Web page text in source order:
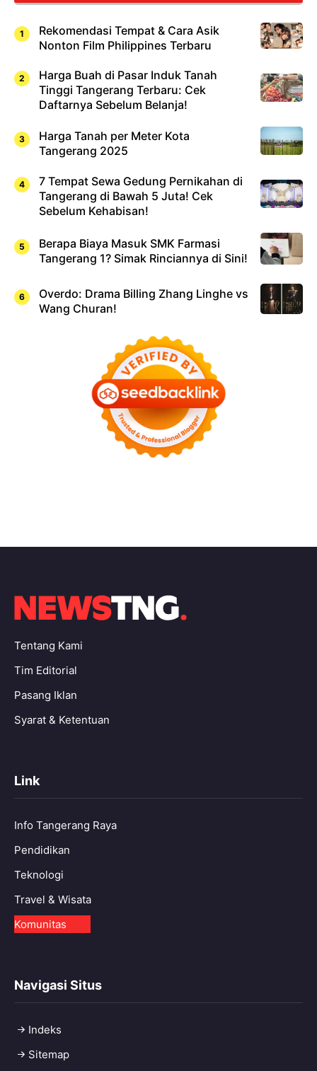
Rekomendasi Tempat & Cara Asik
Nonton Film Philippines Terbaru
Harga Buah di Pasar Induk Tanah
Tinggi Tangerang Terbaru: Cek
Daftarnya Sebelum Belanja!
Harga Tanah per Meter Kota
Tangerang 2025
7 Tempat Sewa Gedung Pernikahan di
Tangerang di Bawah 5 Juta! Cek
Sebelum Kehabisan!
Berapa Biaya Masuk SMK Farmasi
Tangerang 1? Simak Rinciannya di Sini!
Overdo: Drama Billing Zhang Linghe vs
Wang Churan!
Tentang Kami
Tim Editorial
Pasang Iklan
Syarat & Ketentuan
Link
Info Tangerang Raya
Pendidikan
Teknologi
Travel & Wisata
Komunitas
Navigasi Situs
Indeks
Sitemap